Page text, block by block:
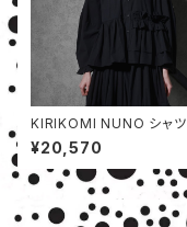
KIRIKOMI NUNO シャツ
¥20,570